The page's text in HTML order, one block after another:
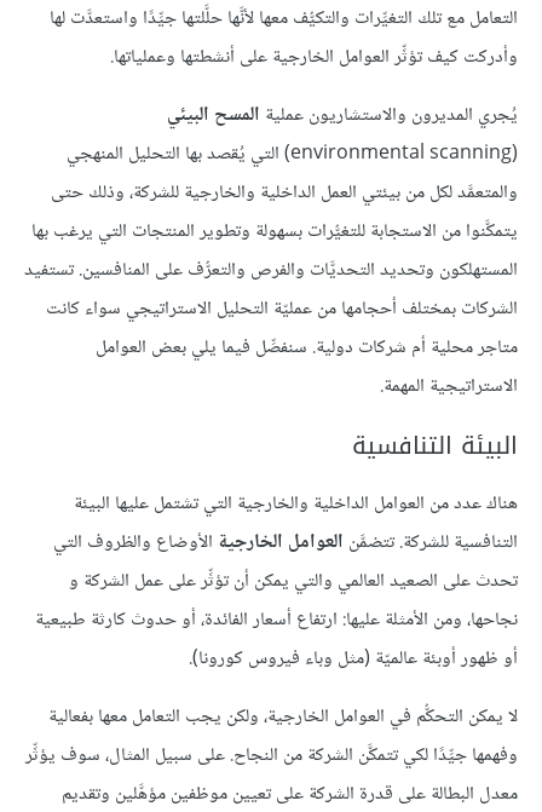
التعامل مع تلك التغيِّرات والتكيُّف معها لأنَّها حلَّلتها جيِّدًا واستعدَّت لها
وأدركت كيف تؤثِّر العوامل الخارجية على أنشطتها وعملياتها.
يُجري المديرون والاستشاريون عملية المسح البيئي
(environmental scanning) التي يُقصد بها التحليل المنهجي
والمتعمَّد لكل من بيئتي العمل الداخلية والخارجية للشركة، وذلك حتى
يتمكَّنوا من الاستجابة للتغيُّرات بسهولة وتطوير المنتجات التي يرغب بها
المستهلكون وتحديد التحديَّات والفرص والتعرُّف على المنافسين. تستفيد
الشركات بمختلف أحجامها من عمليّة التحليل الاستراتيجي سواء كانت
متاجر محلية أم شركات دولية. سنفصِّل فيما يلي بعض العوامل
الاستراتيجية المهمة.
البيئة التنافسية
هناك عدد من العوامل الداخلية والخارجية التي تشتمل عليها البيئة
التنافسية للشركة. تتضمَّن العوامل الخارجية الأوضاع والظروف التي
تحدث على الصعيد العالمي والتي يمكن أن تؤثِّر على عمل الشركة و
نجاحها، ومن الأمثلة عليها: ارتفاع أسعار الفائدة، أو حدوث كارثة طبيعية
أو ظهور أوبئة عالميّة (مثل وباء فيروس كورونا).
لا يمكن التحكُّم في العوامل الخارجية، ولكن يجب التعامل معها بفعالية
وفهمها جيِّدًا لكي تتمكَّن الشركة من النجاح. على سبيل المثال، سوف يؤثِّر
معدل البطالة على قدرة الشركة على تعيين موظفين مؤهَّلين وتقديم